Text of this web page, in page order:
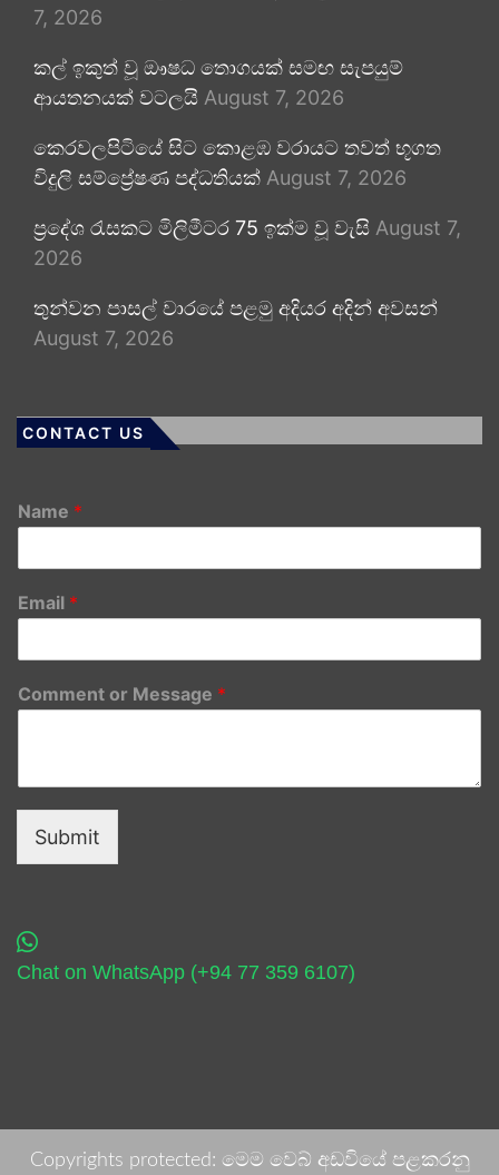
7, 2026
කල් ඉකුත් වූ ඖෂධ තොගයක් සමඟ සැපයුම්
ආයතනයක් වටලයි August 7, 2026
කෙරවලපිටියේ සිට කොළඹ වරායට තවත් භූගත
විදුලි සම්ප්‍රේෂණ පද්ධතියක් August 7, 2026
ප්‍රදේශ රැසකට මිලිමීටර 75 ඉක්ම වූ වැසි August 7,
2026
තුන්වන පාසල් වාරයේ පළමු අදියර අදින් අවසන්
August 7, 2026
CONTACT US
Name *
Email *
Comment or Message *
Submit
Chat on WhatsApp (+94 77 359 6107)
Copyrights protected: මෙම වෙබ් අඩවියේ පළකරනු